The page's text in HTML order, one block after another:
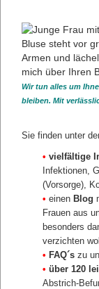
Wir tun alles um
bleiben. Mit
Sie finden unter
• vielfältige
Infektionen,
(Vorsorge),
• einen Blog
Frauen aus
besonders
verzichten
• FAQ´s zu
• über 120
Abstrich-